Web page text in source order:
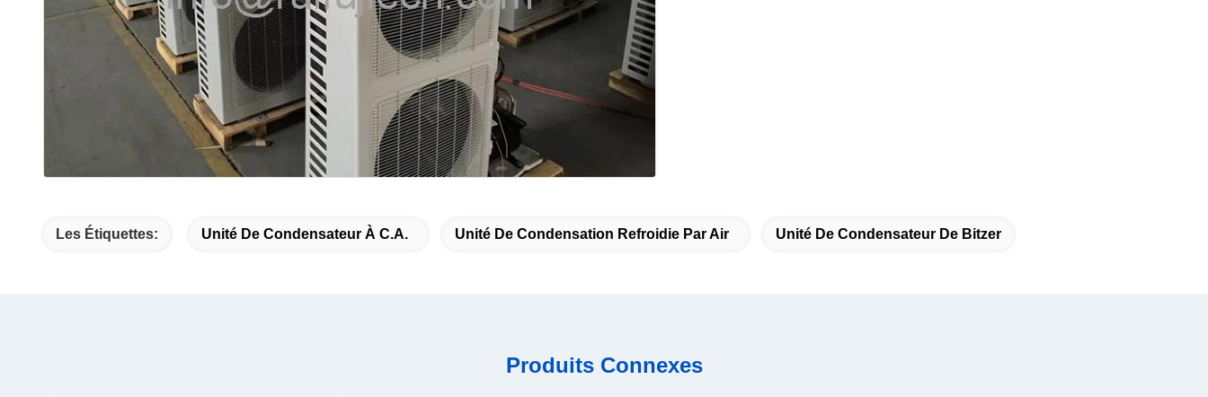
Les Étiquettes: Unité De Condensateur À C.A. Unité De Condensation Refroidie Par Air Unité De Condensateur De Bitzer
Produits Connexes